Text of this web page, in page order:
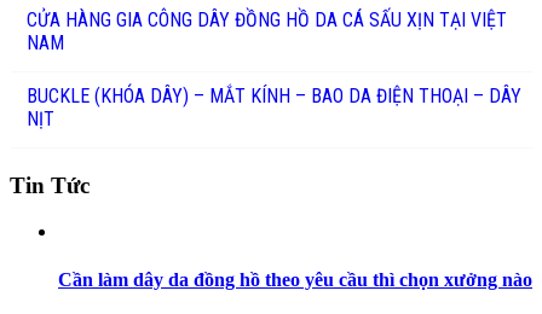
CỬA HÀNG GIA CÔNG DÂY ĐỒNG HỒ DA CÁ SẤU XỊN TẠI VIỆT
NAM
BUCKLE (KHÓA DÂY) – MẮT KÍNH – BAO DA ĐIỆN THOẠI – DÂY
NỊT
Tin Tức
Cần làm dây da đồng hồ theo yêu cầu thì chọn xưởng nào